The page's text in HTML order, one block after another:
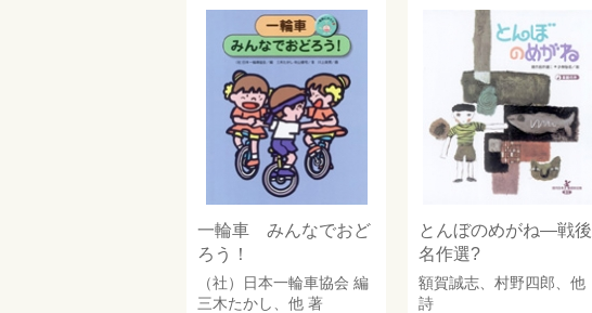
一輪車 みんなでおど
ろう！
（社）日本一輪車協会 編
三木たかし
、他 著
とんぼのめがね―戦後
名作選?
額賀誠志 村野四郎 、他
詩